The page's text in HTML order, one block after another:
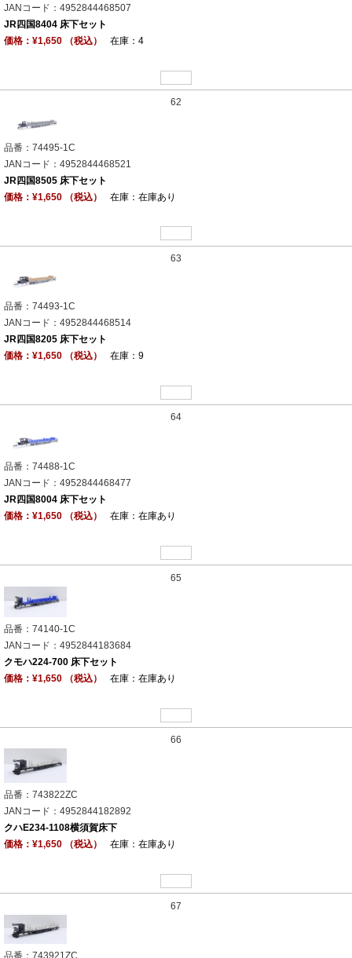
JANコード：4952844468507
JR四国8404 床下セット
価格：¥1,650 （税込）
在庫：4
62
品番：74495-1C
JANコード：4952844468521
JR四国8505 床下セット
価格：¥1,650 （税込）
在庫：在庫あり
63
品番：74493-1C
JANコード：4952844468514
JR四国8205 床下セット
価格：¥1,650 （税込）
在庫：9
64
品番：74488-1C
JANコード：4952844468477
JR四国8004 床下セット
価格：¥1,650 （税込）
在庫：在庫あり
65
品番：74140-1C
JANコード：4952844183684
クモハ224-700 床下セット
価格：¥1,650 （税込）
在庫：在庫あり
66
品番：743822ZC
JANコード：4952844182892
クハE234-1108横須賀床下
価格：¥1,650 （税込）
在庫：在庫あり
67